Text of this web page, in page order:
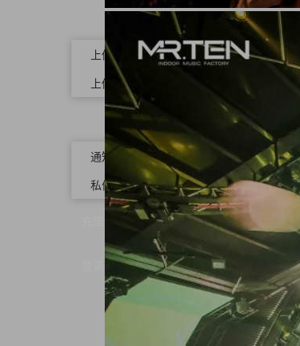
上传回顾
上传素材
通知
私信